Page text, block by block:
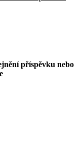
příspěvku nebo